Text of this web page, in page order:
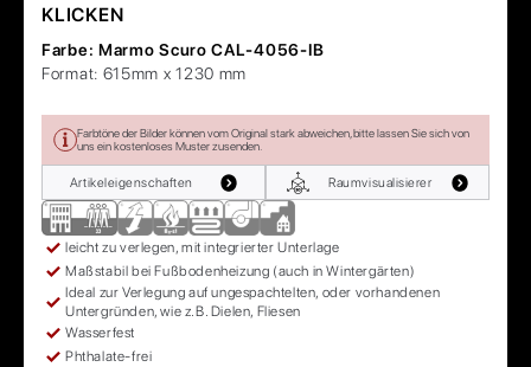
KLICKEN
Farbe: Marmo Scuro CAL-4056-IB
Format: 615mm x 1230 mm
Farbtöne der Bilder können vom Original stark abweichen, bitte lassen Sie sich von
uns ein kostenloses Muster zusenden.
Artikeleigenschaften Raumvisualisierer
leicht zu verlegen, mit integrierter Unterlage
Maßstabil bei Fußbodenheizung (auch in Wintergärten)
Ideal zur Verlegung auf ungespachtelten, oder vorhandenen
Untergründen, wie z.B. Dielen, Fliesen
Wasserfest
Phthalate-frei